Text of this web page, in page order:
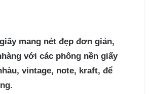
mang nét đẹp đơn giản,
với các phông nền giấy
vintage, note, kraft, để